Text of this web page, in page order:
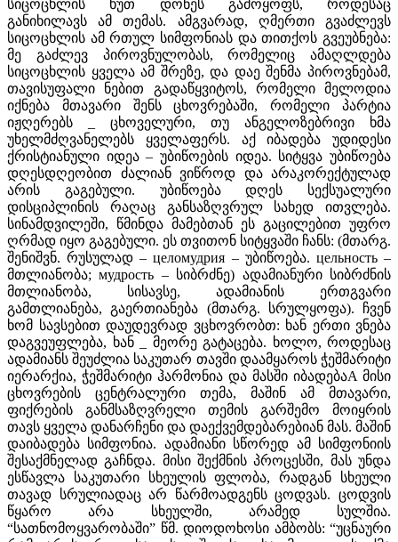
სიცოცხლის ხუთ დონეს გამოყოფს, როდესაც
განიხილავს ამ თემას. ამგვარად, ღმერთი გვაძლევს
სიცოცხლის ამ რთულ სიმფონიას და თითქოს გვეუბნება:
მე გაძლევ პიროვნულობას, რომელიც ამაღლდება
სიცოცხლის ყველა ამ შრეზე, და დაე შენმა პიროვნებამ,
თავისუფალი ნებით გადაწყვიტოს, რომელი მელოდია
იქნება მთავარი შენს ცხოვრებაში, რომელი პარტია
იჟღერებს _ ცხოველური, თუ ანგელოზებრივი ხმა
უხელმძღვანელებს ყველაფერს. აქ იბადება უდიდესი
ქრისტიანული იდეა – უბიწოების იდეა. სიტყვა უბიწოება
დღესდღეობით ძალიან ვიწროდ და არაკორექტულად
არის გაგებული. უბიწოება დღეს სექსუალური
დისციპლინის რაღაც განსაზღვრულ სახედ ითვლება.
სინამდვილეში, წმინდა მამებთან ეს გაცილებით უფრო
ღრმად იყო გაგებული. ეს თვითონ სიტყვაში ჩანს: (მთარგ.
შენიშვნ. რუსულად – целомудрия – უბიწოება. цельность –
მთლიანობა; мудрость – სიბრძნე) ადამიანური სიბრძნის
მთლიანობა, სისავსე, ადამიანის ერთგვარი
გამთლიანება, გაერთიანება (მთარგ. სრულყოფა). ჩვენ
ხომ სავსებით დაუდევრად ვცხოვრობთ: ხან ერთი ვნება
დაგვეუფლება, ხან _ მეორე გატაცება. ხოლო, როდესაც
ადამიანს შეუძლია საკუთარ თავში დაამყაროს ჭეშმარიტი
იერარქია, ჭეშმარიტი ჰარმონია და მასში იბადებაA მისი
ცხოვრების ცენტრალური თემა, მაშინ ამ მთავარი,
ფიქრების განმსაზღვრელი თემის გარშემო მოიყრის
თავს ყველა დანარჩენი და დაექვემდებარებიან მას. მაშინ
დაიბადება სიმფონია. ადამიანი სწორედ ამ სიმფონიის
შესაქმნელად გაჩნდა. მისი შექმნის პროცესში, მას უნდა
ესწავლა საკუთარი სხეულის ფლობა, რადგან სხეული
თავად სრულიადაც არ წარმოადგენს ცოდვას. ცოდვის
წყარო არა სხეულში, არამედ სულშია.
“სათნომოყვარობაში” წმ. დიოდოხოსი ამბობს: “უცნაური